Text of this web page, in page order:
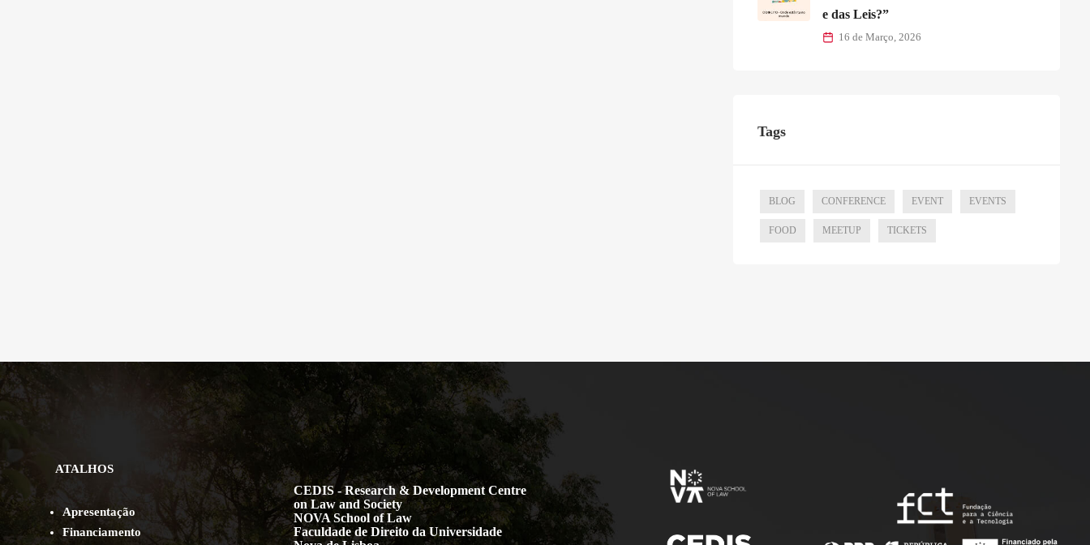
e das Leis?”
16 de Março, 2026
Tags
BLOG CONFERENCE EVENT EVENTS
FOOD MEETUP TICKETS
ATALHOS
Apresentação
Financiamento
CEDIS - Research & Development Centre
on Law and Society
NOVA School of Law
Faculdade de Direito da Universidade